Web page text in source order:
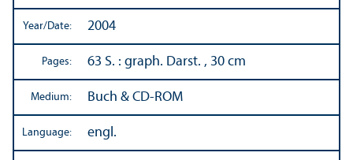
Year/Date: 2004
Pages: 63 S. : graph. Darst. , 30 cm
Medium: Buch & CD-ROM
Language: engl.